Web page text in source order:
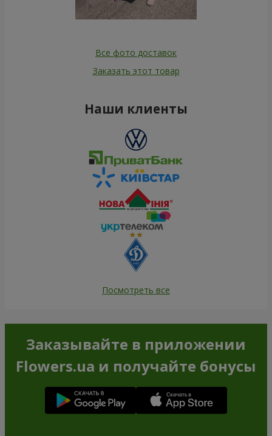
Все фото доставок
Заказать этот товар
Наши клиенты
Посмотреть все
Заказывайте в приложении
Flowers.ua и получайте бонусы